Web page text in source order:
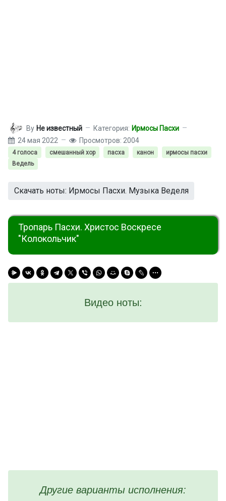
By Не известный Категория: Ирмосы Пасхи
24 мая 2022
Просмотров: 2004
4 голоса смешанный хор пасха канон
ирмосы пасхи
Ведель
Скачать ноты: Ирмосы Пасхи. Музыка Веделя
Тропарь Пасхи. Христос Воскресе
"Колокольчик"
Видео ноты:
Другие варианты исполнения: